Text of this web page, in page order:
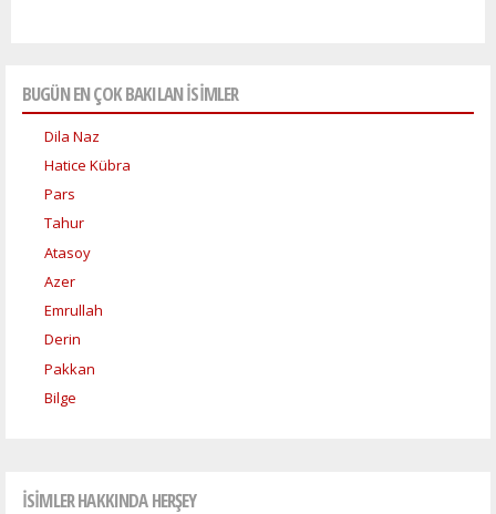
BUGÜN EN ÇOK BAKILAN İSİMLER
Dila Naz
Hatice Kübra
Pars
Tahur
Atasoy
Azer
Emrullah
Derin
Pakkan
Bilge
İSİMLER HAKKINDA HERŞEY